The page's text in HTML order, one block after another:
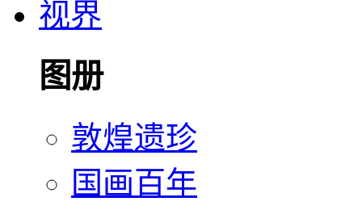
视界
图册
敦煌遗珍
国画百年